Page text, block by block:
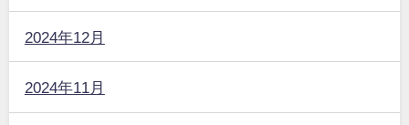
2024年12月
2024年11月